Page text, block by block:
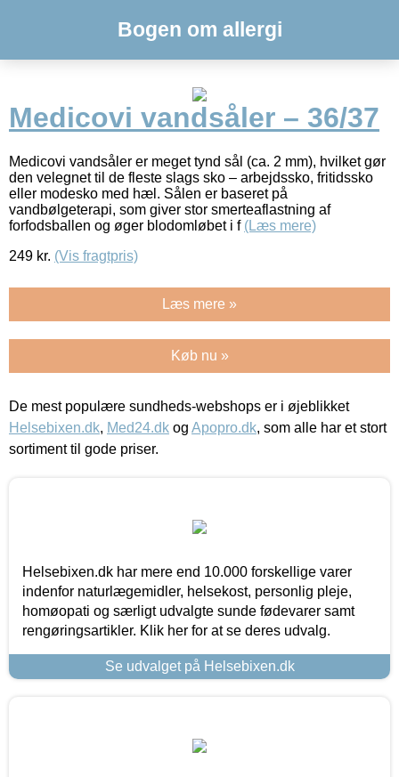
Bogen om allergi
Medicovi vandsåler – 36/37
Medicovi vandsåler er meget tynd sål (ca. 2 mm), hvilket gør
den velegnet til de fleste slags sko – arbejdssko, fritidssko
eller modesko med hæl. Sålen er baseret på
vandbølgeterapi, som giver stor smerteaflastning af
forfodsballen og øger blodomløbet i f (Læs mere)
249 kr. (Vis fragtpris)
Læs mere »
Køb nu »
De mest populære sundheds-webshops er i øjeblikket
Helsebixen.dk, Med24.dk og Apopro.dk, som alle har et stort
sortiment til gode priser.
Helsebixen.dk har mere end 10.000 forskellige varer
indenfor naturlægemidler, helsekost, personlig pleje,
homøopati og særligt udvalgte sunde fødevarer samt
rengøringsartikler. Klik her for at se deres udvalg.
Se udvalget på Helsebixen.dk